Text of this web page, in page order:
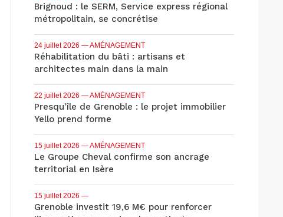
Brignoud : le SERM, Service express régional
métropolitain, se concrétise
24 juillet 2026 — AMÉNAGEMENT
Réhabilitation du bâti : artisans et
architectes main dans la main
22 juillet 2026 — AMÉNAGEMENT
Presqu'île de Grenoble : le projet immobilier
Yello prend forme
15 juillet 2026 — AMÉNAGEMENT
Le Groupe Cheval confirme son ancrage
territorial en Isère
15 juillet 2026 —
Grenoble investit 19,6 M€ pour renforcer